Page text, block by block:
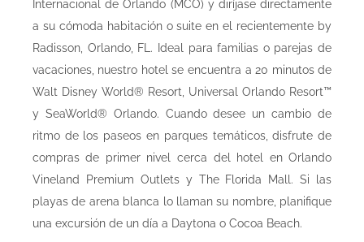
Internacional de Orlando (MCO) y diríjase directamente
a su cómoda habitación o suite en el recientemente by
Radisson, Orlando, FL. Ideal para familias o parejas de
vacaciones, nuestro hotel se encuentra a 20 minutos de
Walt Disney World® Resort, Universal Orlando Resort™
y SeaWorld® Orlando. Cuando desee un cambio de
ritmo de los paseos en parques temáticos, disfrute de
compras de primer nivel cerca del hotel en Orlando
Vineland Premium Outlets y The Florida Mall. Si las
playas de arena blanca lo llaman su nombre, planifique
una excursión de un día a Daytona o Cocoa Beach.